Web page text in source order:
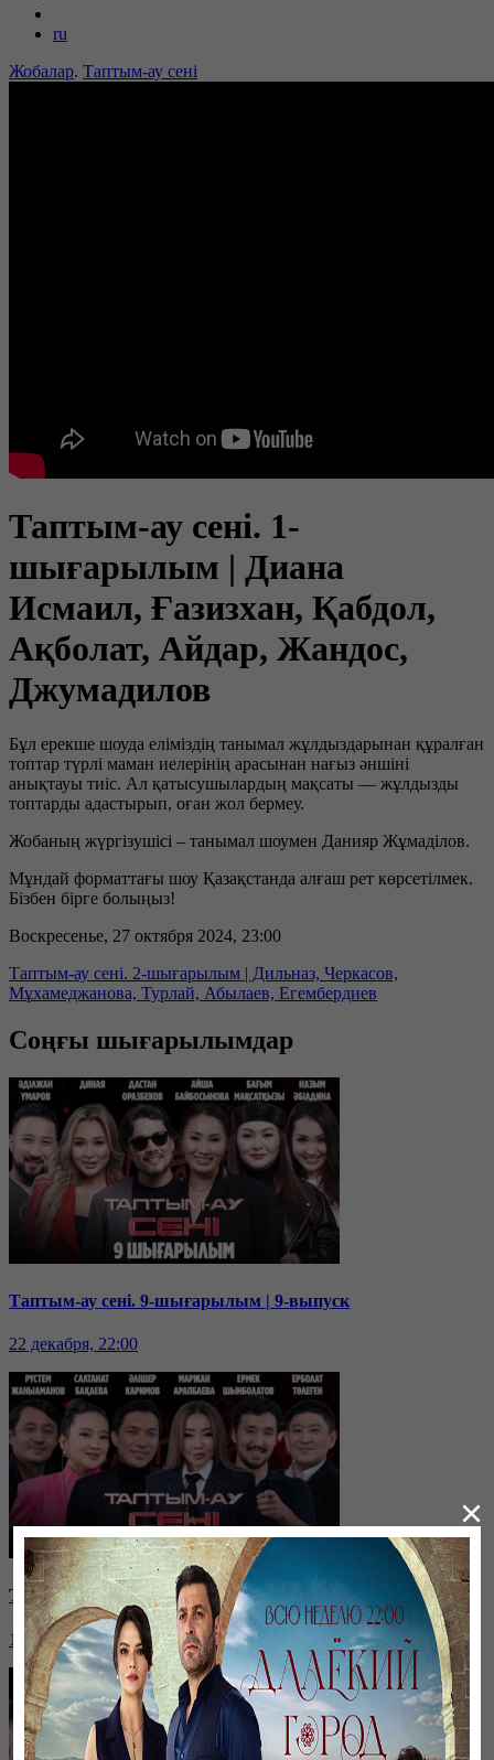
ru
Жобалар. Таптым-ау сені
Таптым-ау сені. 1-
шығарылым | Диана
Исмаил, Ғазизхан, Қабдол,
Ақболат, Айдар, Жандос,
Джумадилов
Бұл ерекше шоуда еліміздің танымал жұлдыздарынан құралған
топтар түрлі маман иелерінің арасынан нағыз әншіні
анықтауы тиіс. Ал қатысушылардың мақсаты — жұлдызды
топтарды адастырып, оған жол бермеу.
Жобаның жүргізушісі – танымал шоумен Данияр Жұмаділов.
Мұндай форматтағы шоу Қазақстанда алғаш рет көрсетілмек.
Бізбен бірге болыңыз!
Воскресенье, 27 октября 2024, 23:00
Таптым-ау сені. 2-шығарылым | Дильназ, Черкасов,
Мұхамеджанова, Турлай, Абылаев, Егембердиев
Соңғы шығарылымдар
Таптым-ау сені. 9-шығарылым | 9-выпуск
22 декабря, 22:00
Таптым-ау сені. 8-шығарылым | 8-выпуск
15 декабря, 22:00
×